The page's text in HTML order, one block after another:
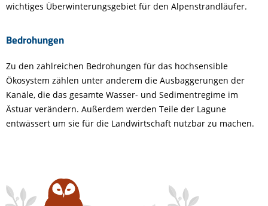
wichtiges Überwinterungsgebiet für den Alpenstrandläufer.
Bedrohungen
Zu den zahlreichen Bedrohungen für das hochsensible
Ökosystem zählen unter anderem die Ausbaggerungen der
Kanäle, die das gesamte Wasser- und Sedimentregime im
Ästuar verändern. Außerdem werden Teile der Lagune
entwässert um sie für die Landwirtschaft nutzbar zu machen.